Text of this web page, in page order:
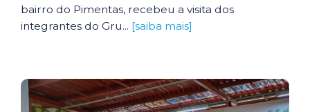
bairro do Pimentas, recebeu a visita dos
integrantes do Gru... [saiba mais]